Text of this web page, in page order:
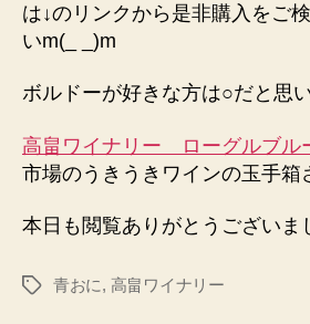
は↓のリンクから是非購入をご
いm(_ _)m
ボルドーが好きな方は○だと思い
高畠ワイナリー ローグルブル
市場のうきうきワインの玉手箱
本日も閲覧ありがとうございま
タ
青おに, 高畠ワイナリー